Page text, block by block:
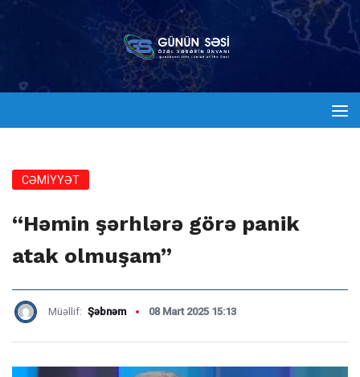
CƏMİYYƏT
“Həmin şərhlərə görə panik
atak olmuşam”
Müəllif: Şəbnəm 08 Mart 2025 15:13